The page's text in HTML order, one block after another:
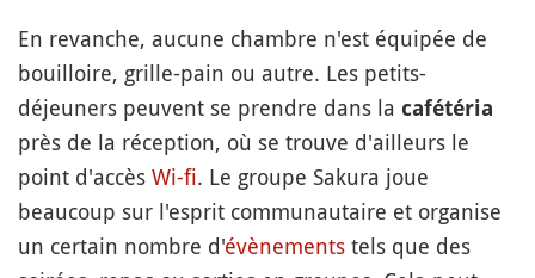
En revanche, aucune chambre n'est équipée de
bouilloire, grille-pain ou autre. Les petits-
déjeuners peuvent se prendre dans la cafétéria
près de la réception, où se trouve d'ailleurs le
point d'accès Wi-fi. Le groupe Sakura joue
beaucoup sur l'esprit communautaire et organise
un certain nombre d'évènements tels que des